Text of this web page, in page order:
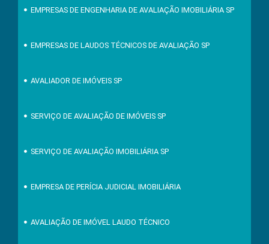
EMPRESAS DE ENGENHARIA DE AVALIAÇÃO IMOBILIÁRIA SP
EMPRESAS DE LAUDOS TÉCNICOS DE AVALIAÇÃO SP
AVALIADOR DE IMÓVEIS SP
SERVIÇO DE AVALIAÇÃO DE IMÓVEIS SP
SERVIÇO DE AVALIAÇÃO IMOBILIÁRIA SP
EMPRESA DE PERÍCIA JUDICIAL IMOBILIÁRIA
AVALIAÇÃO DE IMÓVEL LAUDO TÉCNICO